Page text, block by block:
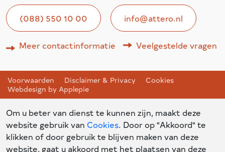
(088) 550 10 00 info@attero.nl
Meer contactinformatie Veelgestelde vragen
Voorwaarden Disclaimer & Privacy
Cookies
Webdesign by Applepie
Om u beter van dienst te kunnen zijn, maakt deze
website gebruik van Cookies. Door op "Akkoord" te
klikken of door gebruik te blijven maken van deze
website, gaat u akkoord met het plaatsen van deze